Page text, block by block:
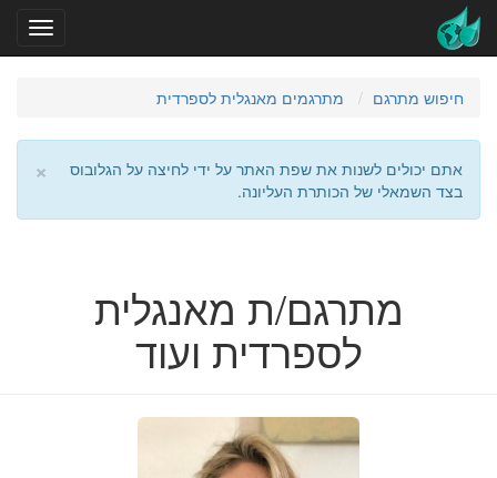
חיפוש מתרגם מתרגמים מאנגלית לספרדית
×
אתם יכולים לשנות את שפת האתר על ידי לחיצה על הגלובוס
בצד השמאלי של הכותרת העליונה.
מתרגם/ת מאנגלית
לספרדית ועוד